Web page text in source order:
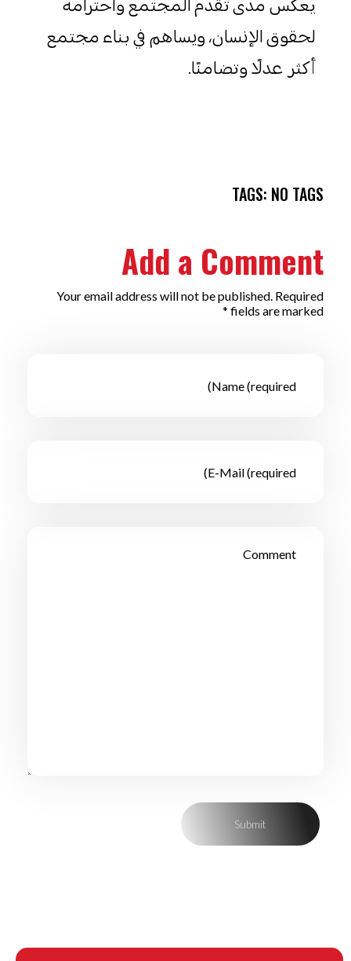
لحقوق الإنسان، ويساهم في بناء مجتمع
أكثر عدلًا وتضامنًا.
TAGS: NO TAGS
Add a Comment
Your email address will not be published. Required
fields are marked *